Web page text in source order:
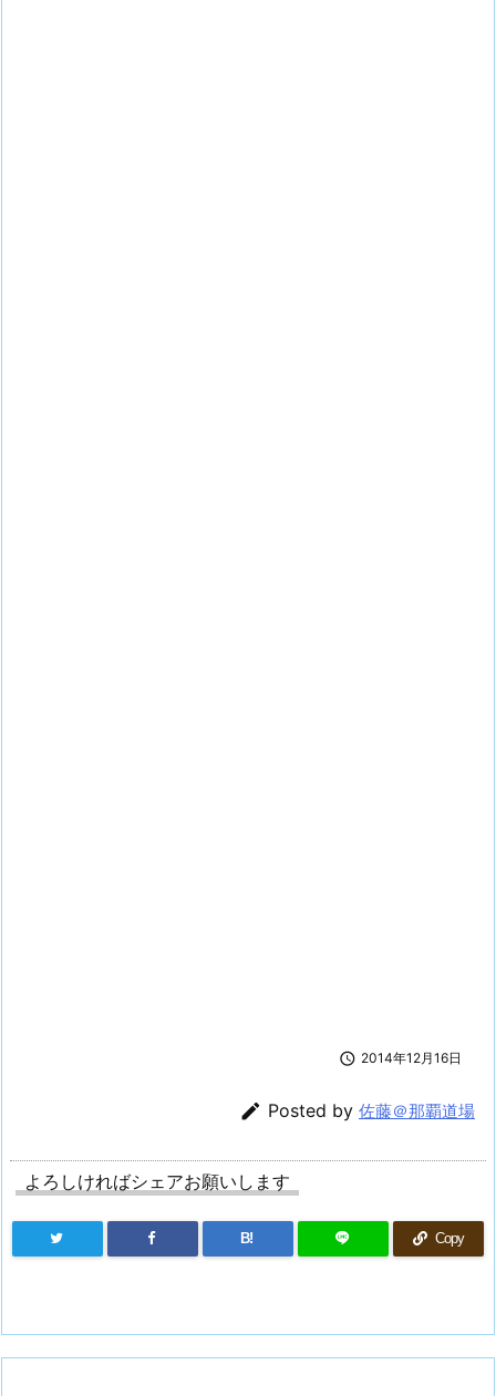
 2014年12月16日
 Posted by 佐藤＠那覇道場
よろしければシェアお願いします
B! Copy